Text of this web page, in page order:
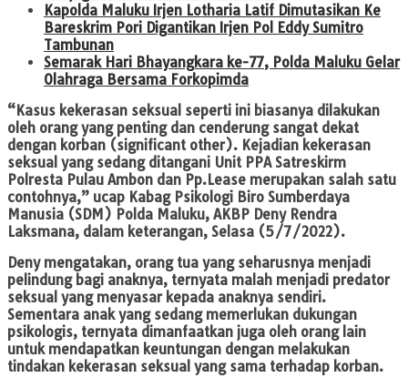
Kapolda Maluku Irjen Lotharia Latif Dimutasikan Ke
Bareskrim Pori Digantikan Irjen Pol Eddy Sumitro
Tambunan
Semarak Hari Bhayangkara ke-77, Polda Maluku Gelar
Olahraga Bersama Forkopimda
“Kasus kekerasan seksual seperti ini biasanya dilakukan
oleh orang yang penting dan cenderung sangat dekat
dengan korban (significant other). Kejadian kekerasan
seksual yang sedang ditangani Unit PPA Satreskirm
Polresta Pulau Ambon dan Pp.Lease merupakan salah satu
contohnya,” ucap Kabag Psikologi Biro Sumberdaya
Manusia (SDM) Polda Maluku, AKBP Deny Rendra
Laksmana, dalam keterangan, Selasa (5/7/2022).
Deny mengatakan, orang tua yang seharusnya menjadi
pelindung bagi anaknya, ternyata malah menjadi predator
seksual yang menyasar kepada anaknya sendiri.
Sementara anak yang sedang memerlukan dukungan
psikologis, ternyata dimanfaatkan juga oleh orang lain
untuk mendapatkan keuntungan dengan melakukan
tindakan kekerasan seksual yang sama terhadap korban.